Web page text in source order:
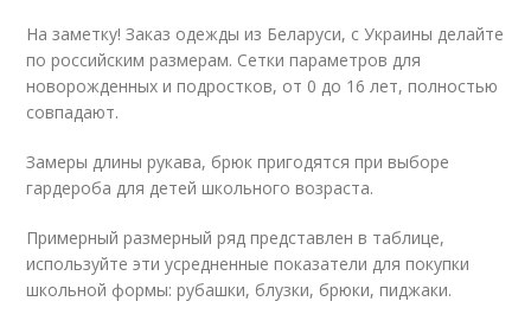
На заметку! Заказ одежды из Беларуси, с Украины делайте
по российским размерам. Сетки параметров для
новорожденных и подростков, от 0 до 16 лет, полностью
совпадают.
Замеры длины рукава, брюк пригодятся при выборе
гардероба для детей школьного возраста.
Примерный размерный ряд представлен в таблице,
используйте эти усредненные показатели для покупки
школьной формы: рубашки, блузки, брюки, пиджаки.